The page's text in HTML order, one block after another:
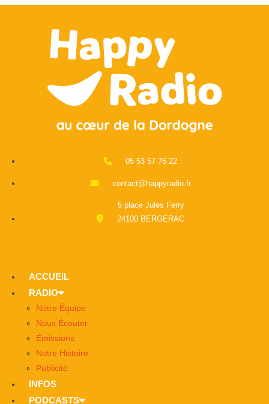
05 53 57 76 22
contact@happyradio.fr
5 place Jules Ferry
24100 BERGERAC
ACCUEIL
RADIO
Notre Équipe
Nous Écouter
Émissions
Notre Histoire
Publicité
INFOS
PODCASTS